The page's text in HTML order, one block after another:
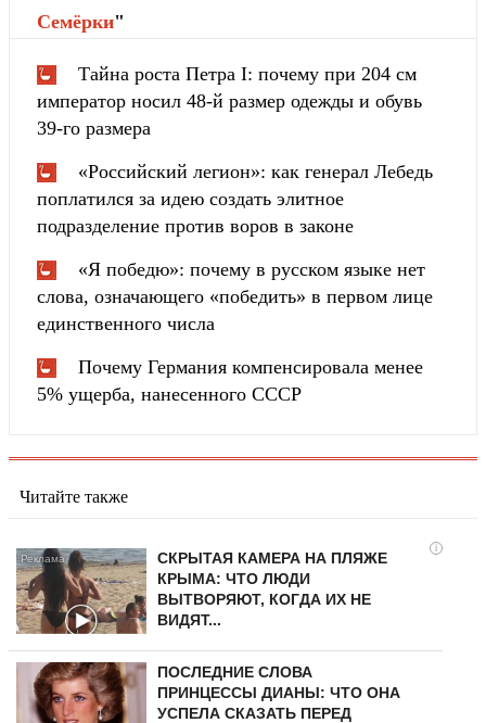
Cемёрки"
Тайна роста Петра I: почему при 204 см
император носил 48-й размер одежды и обувь
39-го размера
«Российский легион»: как генерал Лебедь
поплатился за идею создать элитное
подразделение против воров в законе
«Я победю»: почему в русском языке нет
слова, означающего «победить» в первом лице
единственного числа
Почему Германия компенсировала менее
5% ущерба, нанесенного СССР
Читайте также
i
СКРЫТАЯ КАМЕРА НА ПЛЯЖЕ
КРЫМА: ЧТО ЛЮДИ
ВЫТВОРЯЮТ, КОГДА ИХ НЕ
ВИДЯТ...
ПОСЛЕДНИЕ СЛОВА
ПРИНЦЕССЫ ДИАНЫ: ЧТО ОНА
УСПЕЛА СКАЗАТЬ ПЕРЕД